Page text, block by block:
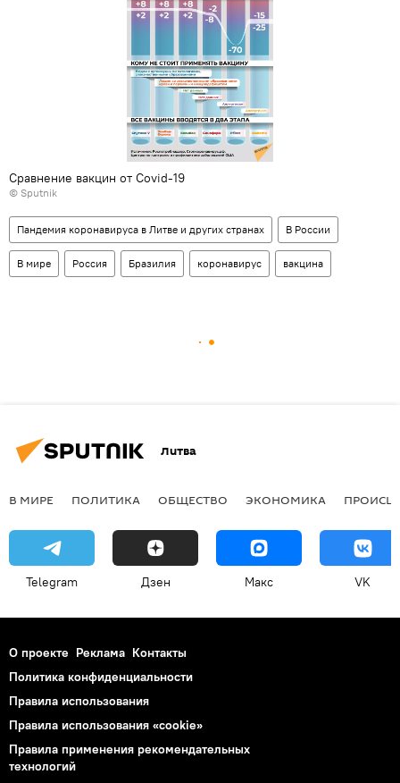
Сравнение вакцин от Covid-19
© Sputnik
Пандемия коронавируса в Литве и других странах В России
В мире Россия Бразилия коронавирус вакцина
Литва
В МИРЕ ПОЛИТИКА ОБЩЕСТВО ЭКОНОМИКА
Telegram Дзен Макс VK
О проекте Реклама Контакты
Политика конфиденциальности
Правила использования
Правила использования «cookie»
Правила применения рекомендательных
технологий